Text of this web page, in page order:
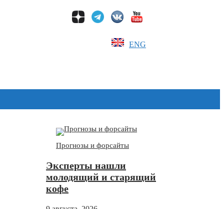
ENG
Прогнозы и форсайты
Эксперты нашли
молодящий и старящий
кофе